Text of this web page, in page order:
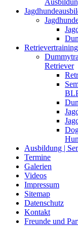
Retrievertraining
Retriever
Ausbildung |
Termine
Galerien
Videos
Impressum
Sitemap
Datenschutz
Kontakt
Freunde und